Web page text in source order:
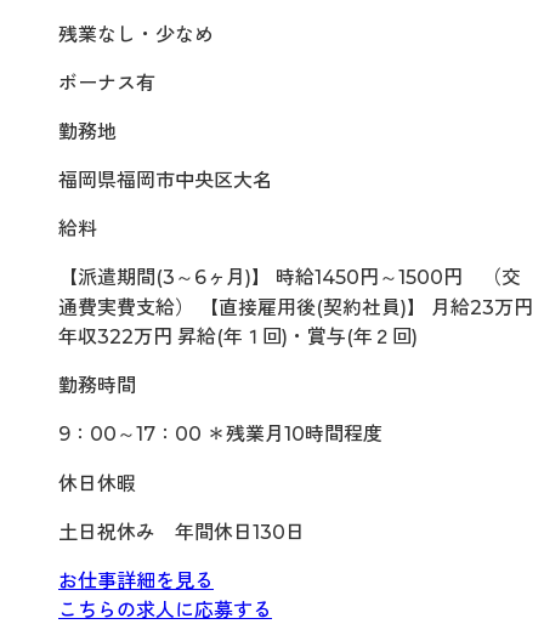
残業なし・少なめ
ボーナス有
勤務地
福岡県福岡市中央区大名
給料
【派遣期間(3～6ヶ月)】 時給1450円～1500円 （交
通費実費支給） 【直接雇用後(契約社員)】 月給23万円
年収322万円 昇給(年１回)・賞与(年２回)
勤務時間
9：00～17：00 ＊残業月10時間程度
休日休暇
土日祝休み 年間休日130日
お仕事詳細を見る
こちらの求人に応募する